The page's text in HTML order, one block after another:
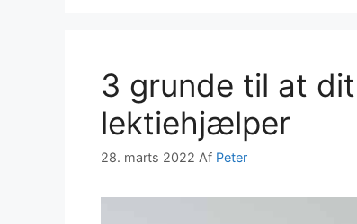
3 grunde til at
lektiehjælper
28. marts 2022 Af Peter